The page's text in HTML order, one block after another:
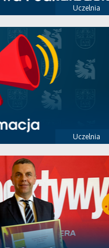
Uczelnia
Uczelnia